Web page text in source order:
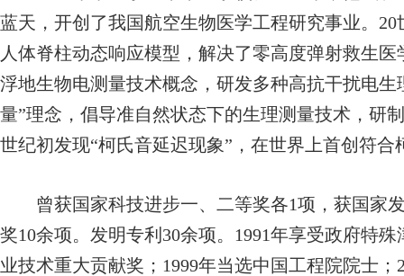
蓝天，开创了我国航空生物医学工程研究事业。
人体脊柱动态响应模型，解决了零高度弹射救生
浮地生物电测量技术概念，研发多种高抗干扰电
量”理念，倡导准自然状态下的生理测量技术，研
世纪初发现“柯氏音延迟现象”，在世界上首创符
曾获国家科技进步一、二等奖各1项，获国家
奖10余项。发明专利30余项。1991年享受政府特
业技术重大贡献奖；1999年当选中国工程院院士